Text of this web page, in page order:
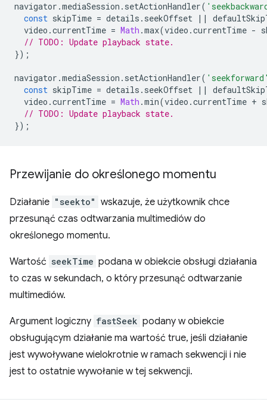
navigator .mediaSession . setActionHandler(
const skipTime = details . seekOffset ||
video .currentTime = Math .max(video .currentTime -
// TODO: Update playback state.
});
navigator .mediaSession . setActionHandler(
const skipTime = details . seekOffset ||
video .currentTime = Math .min(video .currentTime +
// TODO: Update playback state.
});
Przewijanie do określonego momentu
Działanie "seekto" wskazuje, że użytkownik chce
przesunąć czas odtwarzania multimediów do
określonego momentu.
Wartość seekTime podana w obiekcie obsługi działania
to czas w sekundach, o który przesunąć odtwarzanie
multimediów.
Argument logiczny fastSeek podany w obiekcie
obsługującym działanie ma wartość true, jeśli działanie
jest wywoływane wielokrotnie w ramach sekwencji i nie
jest to ostatnie wywołanie w tej sekwencji.